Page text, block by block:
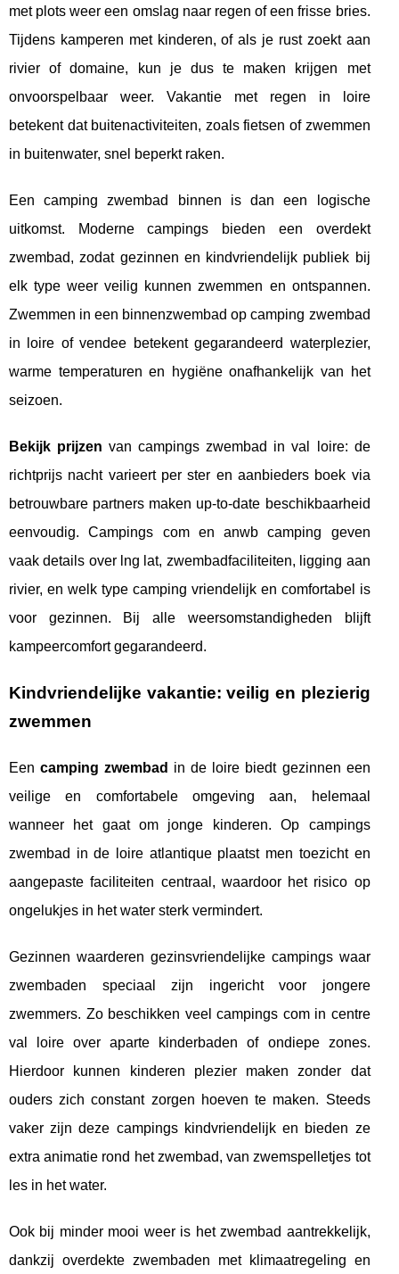
met plots weer een omslag naar regen of een frisse bries.
Tijdens kamperen met kinderen, of als je rust zoekt aan
rivier of domaine, kun je dus te maken krijgen met
onvoorspelbaar weer. Vakantie met regen in loire
betekent dat buitenactiviteiten, zoals fietsen of zwemmen
in buitenwater, snel beperkt raken.
Een camping zwembad binnen is dan een logische
uitkomst. Moderne campings bieden een overdekt
zwembad, zodat gezinnen en kindvriendelijk publiek bij
elk type weer veilig kunnen zwemmen en ontspannen.
Zwemmen in een binnenzwembad op camping zwembad
in loire of vendee betekent gegarandeerd waterplezier,
warme temperaturen en hygiëne onafhankelijk van het
seizoen.
Bekijk prijzen van campings zwembad in val loire: de
richtprijs nacht varieert per ster en aanbieders boek via
betrouwbare partners maken up-to-date beschikbaarheid
eenvoudig. Campings com en anwb camping geven
vaak details over lng lat, zwembadfaciliteiten, ligging aan
rivier, en welk type camping vriendelijk en comfortabel is
voor gezinnen. Bij alle weersomstandigheden blijft
kampeercomfort gegarandeerd.
Kindvriendelijke vakantie: veilig en plezierig
zwemmen
Eencamping zwembad in de loire biedt gezinnen een
veilige en comfortabele omgeving aan, helemaal
wanneer het gaat om jonge kinderen. Op campings
zwembad in de loire atlantique plaatst men toezicht en
aangepaste faciliteiten centraal, waardoor het risico op
ongelukjes in het water sterk vermindert.
Gezinnen waarderen gezinsvriendelijke campings waar
zwembaden speciaal zijn ingericht voor jongere
zwemmers. Zo beschikken veel campings com in centre
val loire over aparte kinderbaden of ondiepe zones.
Hierdoor kunnen kinderen plezier maken zonder dat
ouders zich constant zorgen hoeven te maken. Steeds
vaker zijn deze campings kindvriendelijk en bieden ze
extra animatie rond het zwembad, van zwemspelletjes tot
les in het water.
Ook bij minder mooi weer is het zwembad aantrekkelijk,
dankzij overdekte zwembaden met klimaatregeling en